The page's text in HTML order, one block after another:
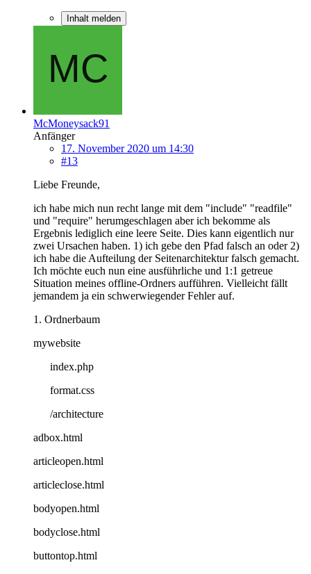
Inhalt melden
McMoneysack91
Anfänger
17. November 2020 um 14:30
#13
Liebe Freunde,
ich habe mich nun recht lange mit dem "include" "readfile"
und "require" herumgeschlagen aber ich bekomme als
Ergebnis lediglich eine leere Seite. Dies kann eigentlich nur
zwei Ursachen haben. 1) ich gebe den Pfad falsch an oder 2)
ich habe die Aufteilung der Seitenarchitektur falsch gemacht.
Ich möchte euch nun eine ausführliche und 1:1 getreue
Situation meines offline-Ordners aufführen. Vielleicht fällt
jemandem ja ein schwerwiegender Fehler auf.
1. Ordnerbaum
mywebsite
index.php
format.css
/architecture
adbox.html
articleopen.html
articleclose.html
bodyopen.html
bodyclose.html
buttontop.html